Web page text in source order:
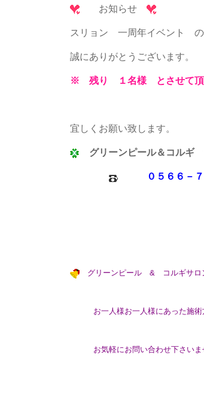
お知らせ
スリョン 一周年イベント の
誠にありがとうございます。
※ 残り １名様 とさせて頂
宜しくお願い致します。
グリーンピール＆コルギ
０５６６－
グリーンピール & コルギサ
お一人様お一人様にあった施術方
お気軽にお問い合わせ下さい